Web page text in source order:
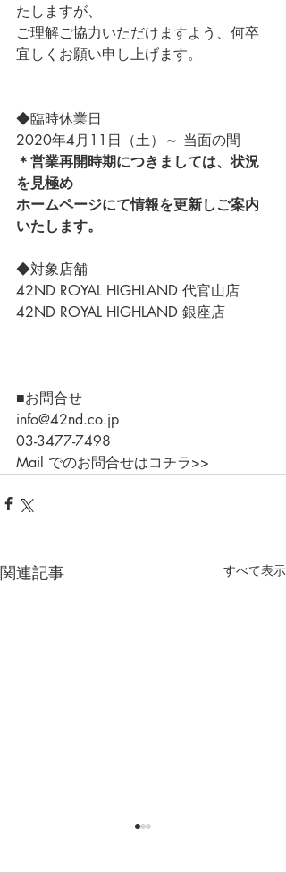
たしますが、
ご理解ご協力いただけますよう、何卒
宜しくお願い申し上げます。
◆臨時休業日
2020年4月11日（土）～ 当面の間
＊営業再開時期につきましては、状況
を見極め
ホームページにて情報を更新しご案内
いたします。
◆対象店舗
42ND ROYAL HIGHLAND 代官山店
42ND ROYAL HIGHLAND 銀座店
■お問合せ
info@42nd.co.jp
03-3477-7498
Mail でのお問合せはコチラ>>
関連記事 すべて表示